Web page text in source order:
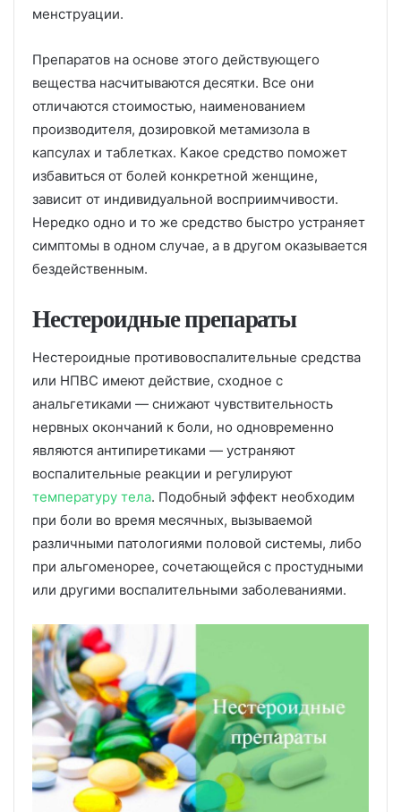
менструации.
Препаратов на основе этого действующего
вещества насчитываются десятки. Все они
отличаются стоимостью, наименованием
производителя, дозировкой метамизола в
капсулах и таблетках. Какое средство поможет
избавиться от болей конкретной женщине,
зависит от индивидуальной восприимчивости.
Нередко одно и то же средство быстро устраняет
симптомы в одном случае, а в другом оказывается
бездейственным.
Нестероидные препараты
Нестероидные противовоспалительные средства
или НПВС имеют действие, сходное с
анальгетиками — снижают чувствительность
нервных окончаний к боли, но одновременно
являются антипиретиками — устраняют
воспалительные реакции и регулируют
температуру тела. Подобный эффект необходим
при боли во время месячных, вызываемой
различными патологиями половой системы, либо
при альгоменорее, сочетающейся с простудными
или другими воспалительными заболеваниями.